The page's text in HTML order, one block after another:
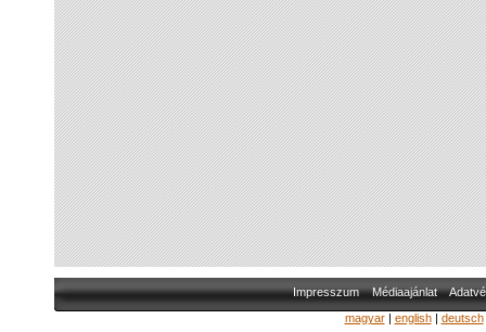
Impresszum Médiaajánlat
magyar| english| deutsch